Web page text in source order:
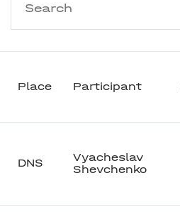
Place Participant
DNS
Vyacheslav
Shevchenko